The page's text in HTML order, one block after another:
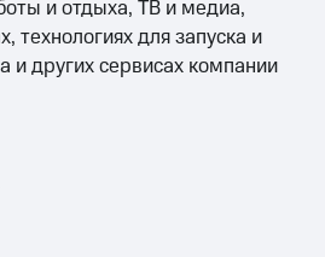
и отдыха, ТВ и медиа,
технологиях для запуска и
и других сервисах компании